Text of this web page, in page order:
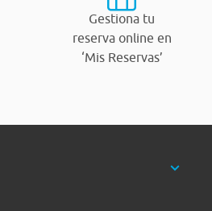
Gestiona tu
reserva online en
‘Mis Reservas’